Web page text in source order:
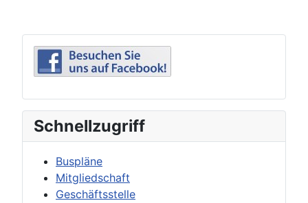
Schnellzugriff
Buspläne
Mitgliedschaft
Geschäftsstelle